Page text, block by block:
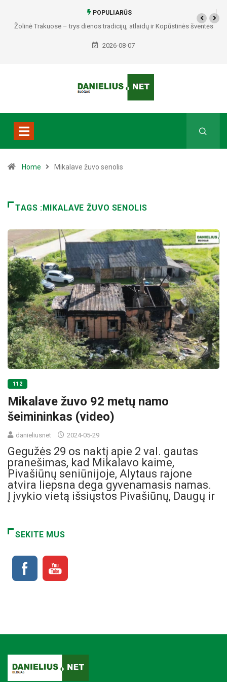
POPULIARŪS
Žolinė Trakuose – trys dienos tradicijų, atlaidų ir Kopūstinės šventės
2026-08-07
Home Mikalave žuvo senolis
TAGS :MIKALAVE ŽUVO SENOLIS
112
Mikalave žuvo 92 metų namo
šeimininkas (video)
danieliusnet 2024-05-29
Gegužės 29 os naktį apie 2 val. gautas
pranešimas, kad Mikalavo kaime,
Pivašiūnų seniūnijoje, Alytaus rajone
atvira liepsna dega gyvenamasis namas.
Į įvykio vietą išsiųstos Pivašiūnų, Daugų ir
SEKITE MUS